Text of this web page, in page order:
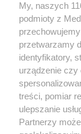
Wydawca
Nie zapomnij
zapoznać się z:
Twojemiasto
Piekary Śląskie
My, naszych
podmioty z
przetwarzamy
identyfikatory,
urządzenie czy
treści, pomiar
ulepszanie
Partnerzy